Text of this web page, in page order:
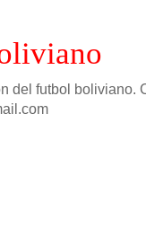
del futbol boliviano.